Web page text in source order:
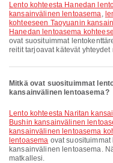
lento kohteesta Hanedan lentoasema kohteeseen Kuala Lumpurin
kansainvälinen lentoasema,
kohteeseen Taoyuanin
Hanedan lentoasema
ovat suosituimmat
reitit tarjoavat kätevät yhteydet
Mitkä ovat suosituimmat
kansainvälinen lentoasema?
lento kohteesta Naritan kansainvälinen lentoasema kohteeseen George
Bushin kansainvälinen
kansainvälinen lentoasema
lentoasema ovat
kansainvälinen lentoasema.
matkallesi.